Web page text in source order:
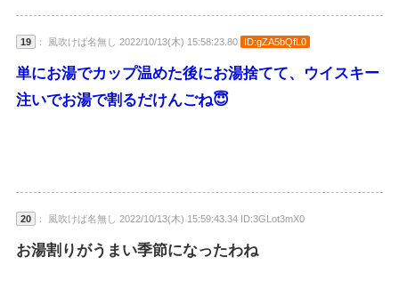
19 ： 風吹けば名無し 2022/10/13(木) 15:58:23.80 ID:gZA5bQfL0
単にお湯でカップ温めた後にお湯捨てて、ウイスキー
注いでお湯で割るだけんごね😇
20 ： 風吹けば名無し 2022/10/13(木) 15:59:43.34 ID:3GLot3mX0
お湯割りがうまい季節になったわね